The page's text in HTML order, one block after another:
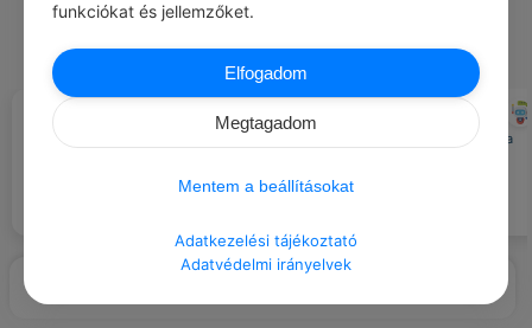
#IDÉZETEK VÉLEMÉNY
Még a szánakozást is
ezen a világon.
CHATGPT
Ne félj a sikertől legyen merész a
funkciókat és jellemzőket.
Elfogadom
Megtagadom
Mentem a beállításokat
Adatkezelési tájékoztató
Adatvédelmi irányelvek